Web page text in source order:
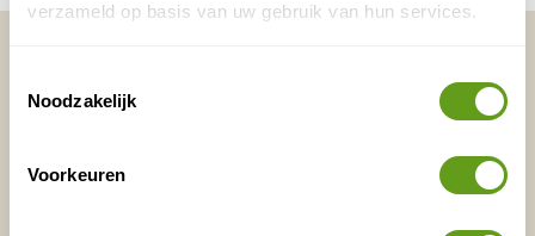
verzameld op basis van uw gebruik van hun services.
Noodzakelijk
Voorkeuren
Voornaam
Waar ligt je interesse?